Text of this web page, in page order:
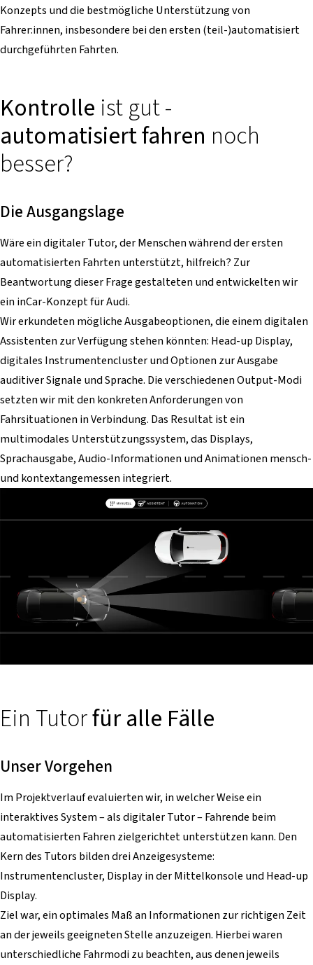
Konzepts und die bestmögliche Unterstützung von
Fahrer:innen, insbesondere bei den ersten (teil-)automatisiert
durchgeführten Fahrten.
Kontrolle ist gut -
automatisiert fahren noch
besser?
Die Ausgangslage
Wäre ein digitaler Tutor, der Menschen während der ersten
automatisierten Fahrten unterstützt, hilfreich? Zur
Beantwortung dieser Frage gestalteten und entwickelten wir
ein inCar-Konzept für Audi.
Wir erkundeten mögliche Ausgabeoptionen, die einem digitalen
Assistenten zur Verfügung stehen könnten: Head-up Display,
digitales Instrumentencluster und Optionen zur Ausgabe
auditiver Signale und Sprache. Die verschiedenen Output-Modi
setzten wir mit den konkreten Anforderungen von
Fahrsituationen in Verbindung. Das Resultat ist ein
multimodales Unterstützungssystem, das Displays,
Sprachausgabe, Audio-Informationen und Animationen mensch-
und kontextangemessen integriert.
Ein Tutorfür alle Fälle
Unser Vorgehen
Im Projektverlauf evaluierten wir, in welcher Weise ein
interaktives System – als digitaler Tutor – Fahrende beim
automatisierten Fahren zielgerichtet unterstützen kann. Den
Kern des Tutors bilden drei Anzeigesysteme:
Instrumentencluster, Display in der Mittelkonsole und Head-up
Display.
Ziel war, ein optimales Maß an Informationen zur richtigen Zeit
an der jeweils geeigneten Stelle anzuzeigen. Hierbei waren
unterschiedliche Fahrmodi zu beachten, aus denen jeweils